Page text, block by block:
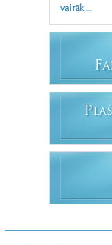
vairāk ...
F
P